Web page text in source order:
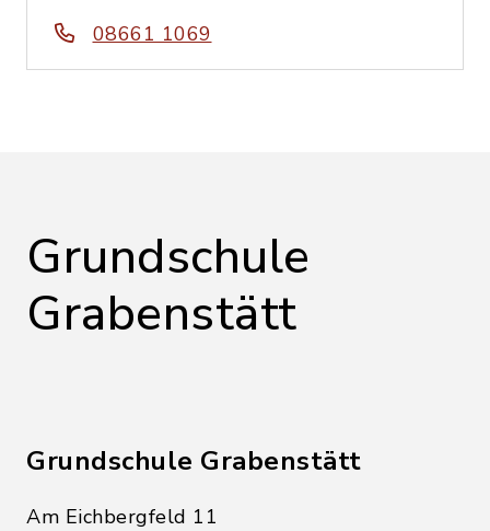
08661 1069
Grundschule
Grabenstätt
Grundschule Grabenstätt
Am Eichbergfeld 11